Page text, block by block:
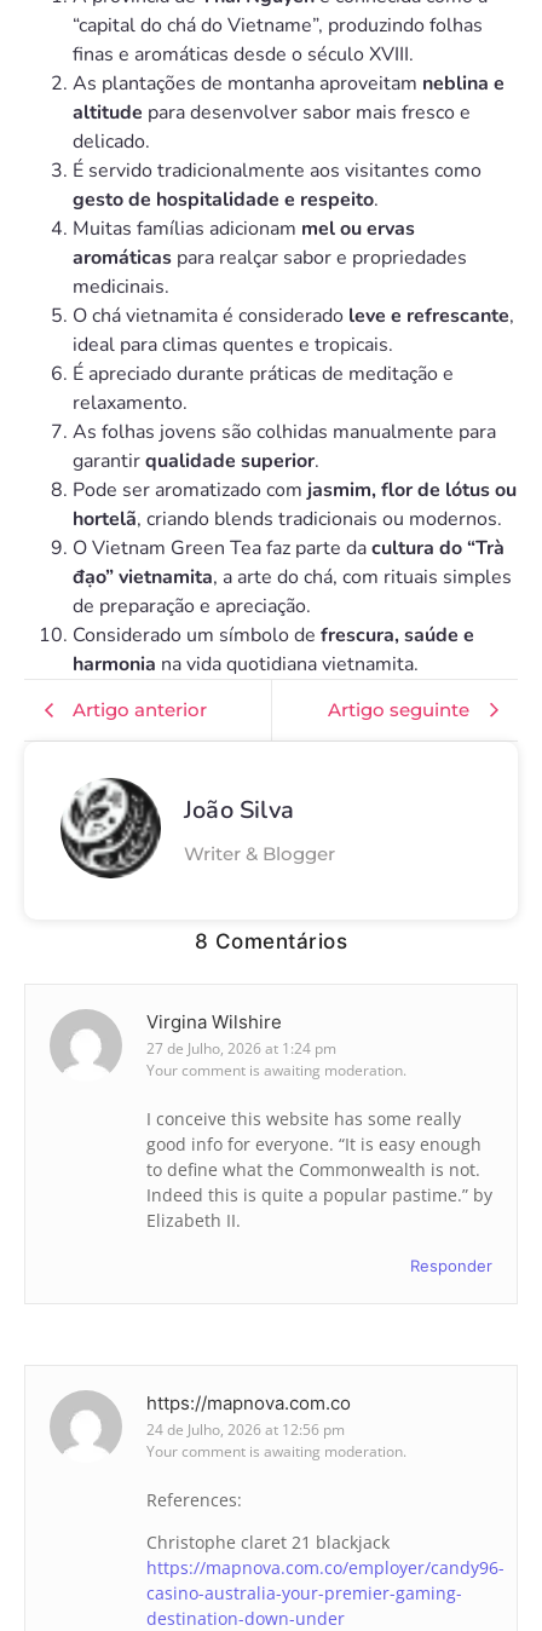
“capital do chá do Vietname”, produzindo folhas
finas e aromáticas desde o século XVIII.
As plantações de montanha aproveitam neblina e
altitude para desenvolver sabor mais fresco e
delicado.
É servido tradicionalmente aos visitantes como
gesto de hospitalidade e respeito.
Muitas famílias adicionam mel ou ervas
aromáticas para realçar sabor e propriedades
medicinais.
O chá vietnamita é considerado leve e refrescante,
ideal para climas quentes e tropicais.
É apreciado durante práticas de meditação e
relaxamento.
As folhas jovens são colhidas manualmente para
garantirqualidade superior.
Pode ser aromatizado com jasmim, flor de lótus ou
hortelã, criando blends tradicionais ou modernos.
O Vietnam Green Tea faz parte dacultura do “Trà
đạo” vietnamita, a arte do chá, com rituais simples
de preparação e apreciação.
Considerado um símbolo de frescura, saúde e
harmonia na vida quotidiana vietnamita.
Artigo anterior Artigo seguinte
João Silva
Writer & Blogger
8 Comentários
Virgina Wilshire
27 de Julho, 2026 at 1:24 pm
Your comment is awaiting moderation.
I conceive this website has some really
good info for everyone. “It is easy enough
to define what the Commonwealth is not.
Indeed this is quite a popular pastime.” by
Elizabeth II.
Responder
https://mapnova.com.co
24 de Julho, 2026 at 12:56 pm
Your comment is awaiting moderation.
References:
Christophe claret 21 blackjack
https://mapnova.com.co/employer/candy96-
casino-australia-your-premier-gaming-
destination-down-under